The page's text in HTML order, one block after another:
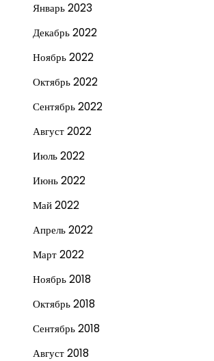
Январь 2023
Декабрь 2022
Ноябрь 2022
Октябрь 2022
Сентябрь 2022
Август 2022
Июль 2022
Июнь 2022
Май 2022
Апрель 2022
Март 2022
Ноябрь 2018
Октябрь 2018
Сентябрь 2018
Август 2018